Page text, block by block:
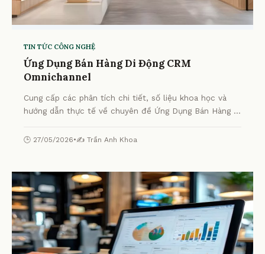
TIN TỨC CÔNG NGHỆ
Ứng Dụng Bán Hàng Di Động CRM
Omnichannel
Cung cấp các phân tích chi tiết, số liệu khoa học và
hướng dẫn thực tế về chuyên đề Ứng Dụng Bán Hàng Di
🕒 27/05/2026•✍️ Trần Anh Khoa